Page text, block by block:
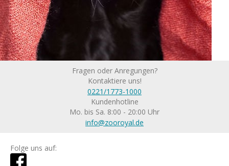
Fragen oder Anregungen?
Kontaktiere uns!
0221/1773-1000
Kundenhotline
Mo. bis Sa. 8:00 - 20:00 Uhr
info@zooroyal.de
Folge uns auf: